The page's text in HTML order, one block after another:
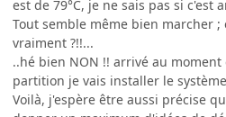
est de 79°C, je ne sais pas si c'est
Tout semble même bien marcher ;
vraiment ?!!...
..hé bien NON !! arrivé au
partition je vais installer le
Voilà, j'espère être aussi précise